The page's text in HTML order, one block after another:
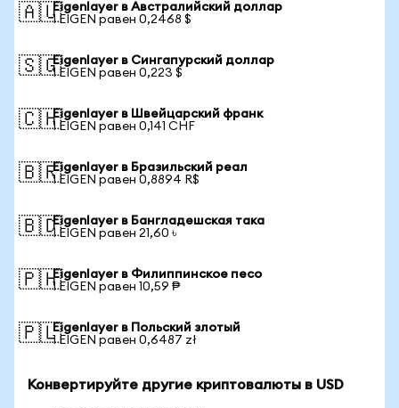
🇦🇺Eigenlayer в Австралийский доллар
1 EIGEN равен 0,2468 $
🇸🇬Eigenlayer в Сингапурский доллар
1 EIGEN равен 0,223 $
🇨🇭Eigenlayer в Швейцарский франк
1 EIGEN равен 0,141 CHF
🇧🇷Eigenlayer в Бразильский реал
1 EIGEN равен 0,8894 R$
🇧🇩Eigenlayer в Бангладешская така
1 EIGEN равен 21,60 ৳
🇵🇭Eigenlayer в Филиппинское песо
1 EIGEN равен 10,59 ₱
🇵🇱Eigenlayer в Польский злотый
1 EIGEN равен 0,6487 zł
Конвертируйте другие криптовалюты в USD